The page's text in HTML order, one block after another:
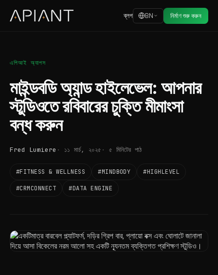
ব্লগ BN নির্মাণ শুরু করুন
এপিআই অ্যাপস
মাইন্ডবডি অ্যান্ড হাইলেভেল: আপনার
স্টুডিওতে রবিবারের চুক্তি মীমাংসা
বন্ধ করুন
Fred Lumiere ১১ মার্চ, ২০২৫ ৫ মিনিটের পাঠ
#FITNESS & WELLNESS #MINDBODY #HIGHLEVEL
#CRMCONNECT #DATA ENGINE